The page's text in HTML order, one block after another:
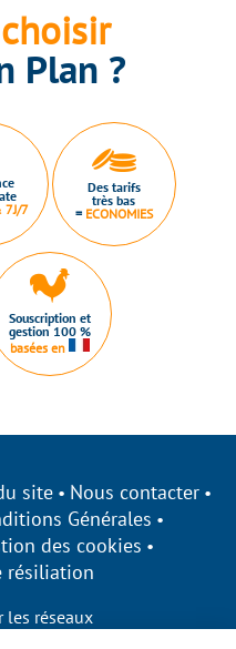
choisir
Plan ?
7J/7
Des tarifs
très bas
= ECONOMIES
Souscription et
gestion 100 %
basées en
site
Nous contacter
Générales
des cookies
résiliation
les réseaux